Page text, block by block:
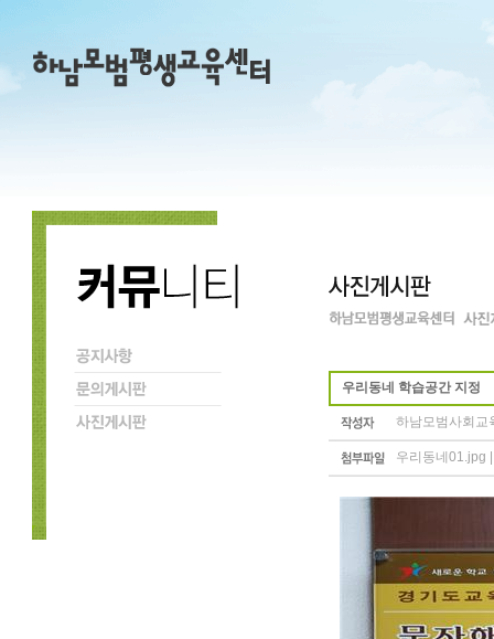
우리동네 학습공간 지정
하남모범사회교
우리동네01.jpg